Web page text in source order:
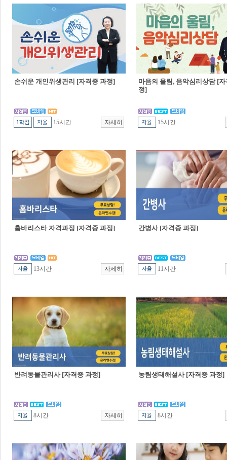
손쉬운 개인위생관리 [자격증 과정]
15시간
마음의 울림, 음악심리상담 [
정]
15시간
홈바리스타 자격과정 [자격증 과정]
13시간
간병사 [자격증 과정]
11시간
반려동물관리사 [자격증 과정]
8시간
농림생태해설사 [자격증 과정]
8시간